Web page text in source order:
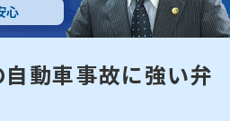
心
動車事故に強い弁